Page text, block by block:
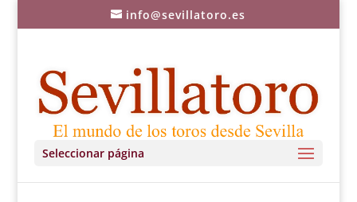
info@sevillatoro.es
Seleccionar página